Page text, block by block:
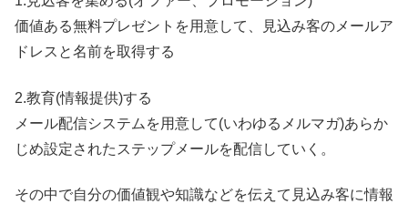
価値ある無料プレゼントを用意して、見込み客のメールア
ドレスと名前を取得する
2.教育(情報提供)する
メール配信システムを用意して(いわゆるメルマガ)あらか
じめ設定されたステップメールを配信していく。
その中で自分の価値観や知識などを伝えて見込み客に情報